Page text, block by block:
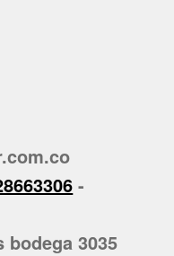
-
bodega 3035